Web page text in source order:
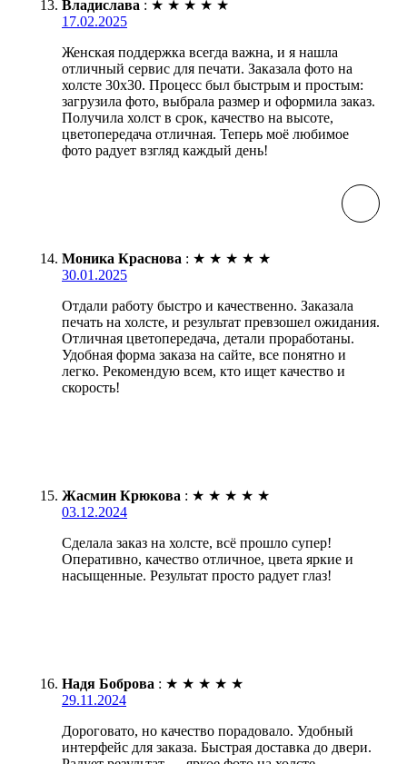
Владислава : ★ ★ ★ ★ ★
17.02.2025
Женская поддержка всегда важна, и я нашла
отличный сервис для печати. Заказала фото на
холсте 30х30. Процесс был быстрым и простым:
загрузила фото, выбрала размер и оформила заказ.
Получила холст в срок, качество на высоте,
цветопередача отличная. Теперь моё любимое
фото радует взгляд каждый день!
Моника Краснова : ★ ★ ★ ★ ★
30.01.2025
Отдали работу быстро и качественно. Заказала
печать на холсте, и результат превзошел ожидания.
Отличная цветопередача, детали проработаны.
Удобная форма заказа на сайте, все понятно и
легко. Рекомендую всем, кто ищет качество и
скорость!
Жасмин Крюкова : ★ ★ ★ ★ ★
03.12.2024
Сделала заказ на холсте, всё прошло супер!
Оперативно, качество отличное, цвета яркие и
насыщенные. Результат просто радует глаз!
Надя Боброва : ★ ★ ★ ★ ★
29.11.2024
Дороговато, но качество порадовало. Удобный
интерфейс для заказа. Быстрая доставка до двери.